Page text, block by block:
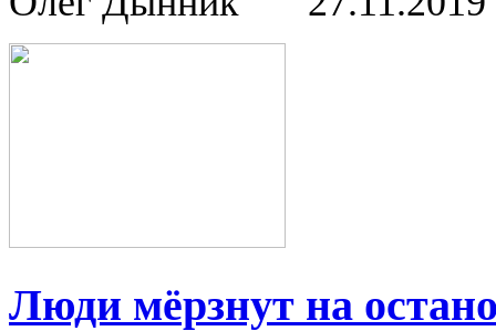
Люди мёрзнут на